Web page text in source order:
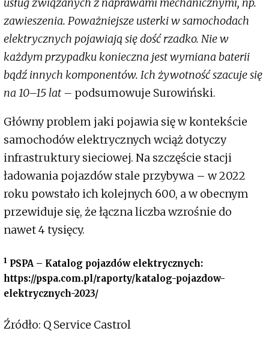
zawieszenia. Poważniejsze usterki w samochodach
elektrycznych pojawiają się dość rzadko. Nie w
każdym przypadku konieczna jest wymiana baterii
bądź innych komponentów. Ich żywotność szacuje się
na 10–15 lat – podsumowuje Surowiński.
Główny problem jaki pojawia się w kontekście
samochodów elektrycznych wciąż dotyczy
infrastruktury sieciowej. Na szczęście stacji
ładowania pojazdów stale przybywa – w 2022
roku powstało ich kolejnych 600, a w obecnym
przewiduje się, że łączna liczba wzrośnie do
nawet 4 tysięcy.
1 PSPA – Katalog pojazdów elektrycznych:
https://pspa.com.pl/raporty/katalog-pojazdow-
elektrycznych-2023/
Źródło: Q Service Castrol